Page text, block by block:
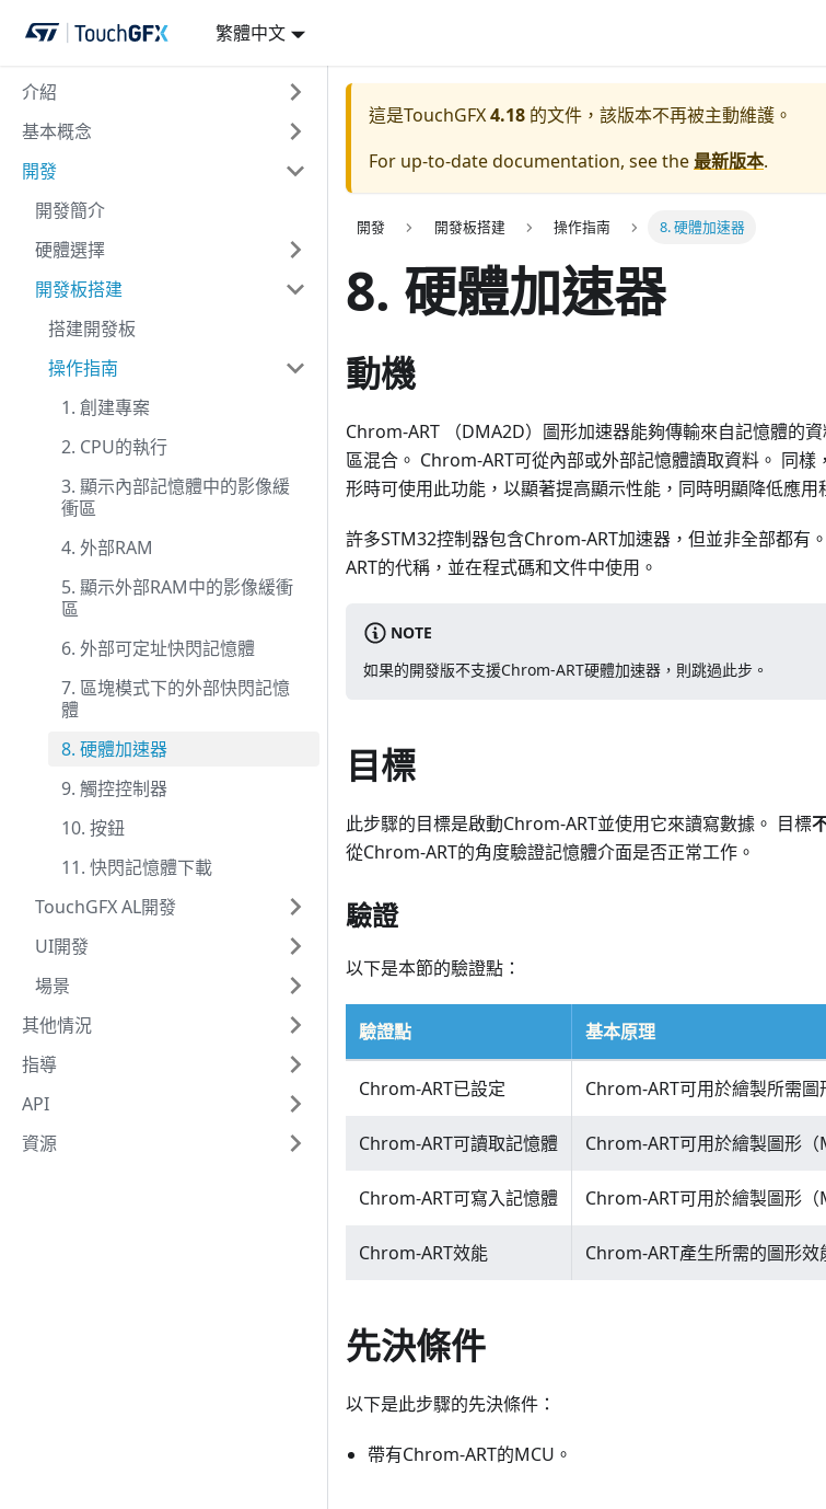
繁體中文
介紹
基本概念
開發
開發簡介
硬體選擇
開發板搭建
搭建開發板
操作指南
1. 創建專案
2. CPU的執行
3. 顯示內部記憶體中的影像緩
衝區
4. 外部RAM
5. 顯示外部RAM中的影像緩衝
區
6. 外部可定址快閃記憶體
7. 區塊模式下的外部快閃記憶
體
8. 硬體加速器
9. 觸控控制器
10. 按鈕
11. 快閃記憶體下載
TouchGFX AL開發
UI開發
場景
其他情況
指導
API
資源
這是TouchGFX4.18 的文件，該版本不再被主動維護。
For up-to-date documentation, see the最新版本.
開發 開發板搭建 操作指南 8. 硬體加速器
8. 硬體加速器
動機
Chrom-ART （DMA2D）圖形加速器能夠傳輸來自記憶體的
區混合。 Chrom-ART可從內部或外部記憶體讀取資料。 同
形時可使用此功能，以顯著提高顯示性能，同時明顯降低應用
許多STM32控制器包含Chrom-ART加速器，但並非全部都有
ART的代稱，並在程式碼和文件中使用。
NOTE
如果的開發版不支援Chrom-ART硬體加速器，則跳過此步。
目標
此步驟的目標是啟動Chrom-ART並使用它來讀寫數據。 目標
從Chrom-ART的角度驗證記憶體介面是否正常工作。
驗證
以下是本節的驗證點：
驗證點 基本原理
Chrom-ART已設定 Chrom-ART可用於繪製所需圖
Chrom-ART可讀取記憶體 Chrom-ART可用於繪製圖形（
Chrom-ART可寫入記憶體 Chrom-ART可用於繪製圖形（
Chrom-ART效能 Chrom-ART產生所需的圖形效
先決條件
以下是此步驟的先決條件：
帶有Chrom-ART的MCU。